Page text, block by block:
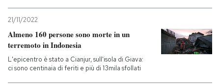
21/11/2022
Almeno 160 persone sono morte in un
terremoto in Indonesia
L'epicentro è stato a Cianjur, sull'isola di Giava:
ci sono centinaia di feriti e più di 13mila sfollati